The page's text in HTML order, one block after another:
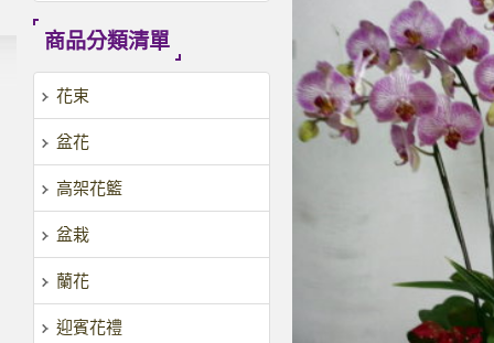
商品分類清單
花束
盆花
高架花籃
盆栽
蘭花
迎賓花禮